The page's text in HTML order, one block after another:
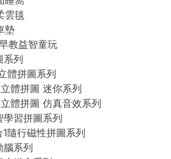
雲毯
墊
教益智童玩
系列
體拼圖系列
體拼圖 迷你系列
體拼圖 仿真音效系列
習拼圖系列
隨行磁性拼圖系列
腦系列